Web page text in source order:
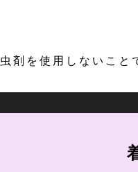
剤を使用しないこと